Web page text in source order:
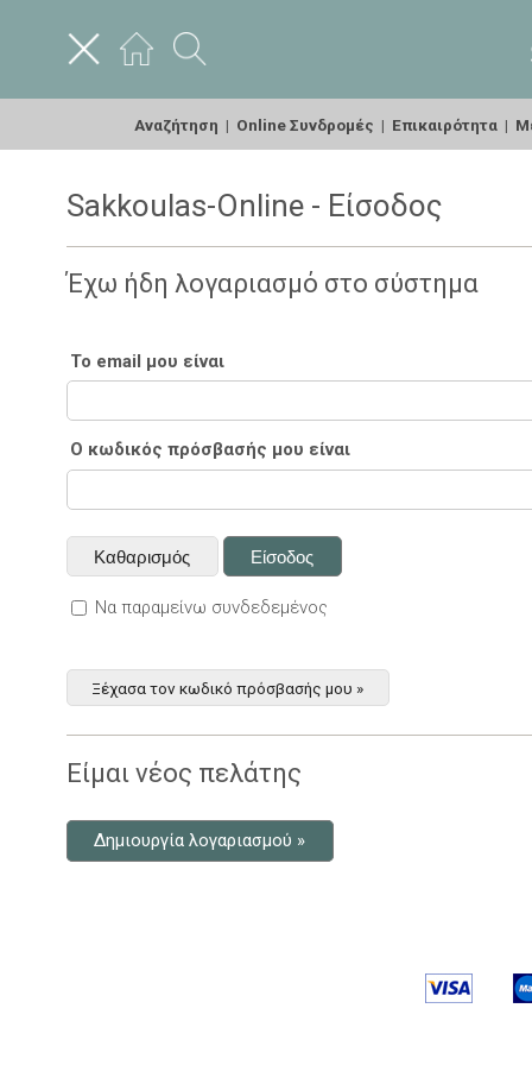
Αναζήτηση | Online Συνδρομές | Επικαιρότητα |
Sakkoulas-Online - Είσοδος
Έχω ήδη λογαριασμό στο σύστημα
Το email μου είναι
Ο κωδικός πρόσβασής μου είναι
Να παραμείνω συνδεδεμένος
Ξέχασα τον κωδικό πρόσβασής μου »
Είμαι νέος πελάτης
Δημιουργία λογαριασμού »